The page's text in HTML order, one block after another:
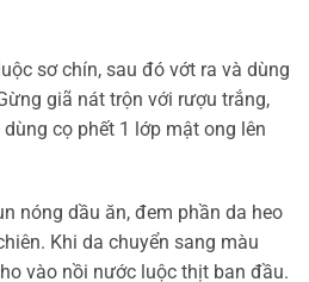
sơ chín, sau đó vớt ra và dùng
giã nát trộn với rượu trắng,
cọ phết 1 lớp mật ong lên
nóng dầu ăn, đem phần da heo
Khi da chuyển sang màu
vào nồi nước luộc thịt ban đầu.